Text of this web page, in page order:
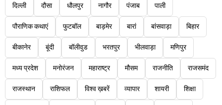
दिल्ली दौसा धौलपुर नागौर पंजाब पाली
पौराणिक कथाएं फुटबॉल बाड़मेर बारां बांसवाड़ा बिहार
बीकानेर बूंदी बॉलीवुड भरतपुर भीलवाड़ा मणिपुर
मध्य प्रदेश मनोरंजन महाराष्ट्र मौसम राजनीति राजसमंद
राजस्थान राशिफल विश्व ख़बरें व्यापार शायरी शिक्षा